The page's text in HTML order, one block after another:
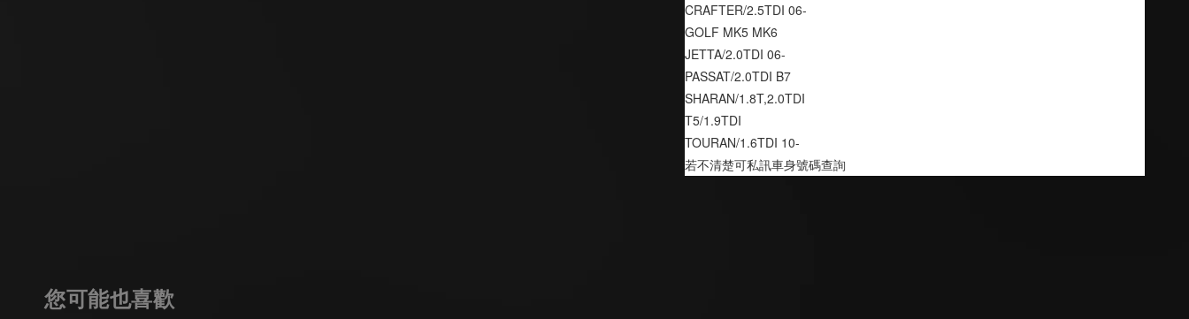
CRAFTER/2.5TDI 06-
GOLF MK5 MK6
JETTA/2.0TDI 06-
PASSAT/2.0TDI B7
SHARAN/1.8T,2.0TDI
T5/1.9TDI
TOURAN/1.6TDI 10-
若不清楚可私訊車身號碼查詢
您可能也喜歡